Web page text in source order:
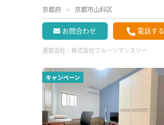
京都府 京都市山科区
お問合わせ 電話する
運営会社： 株式会社フルーツマンスリー
キャンペーン